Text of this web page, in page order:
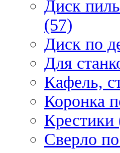
Диск
(57)
Диск по
Для
Кафель,
Коронка
Крестики
Сверло